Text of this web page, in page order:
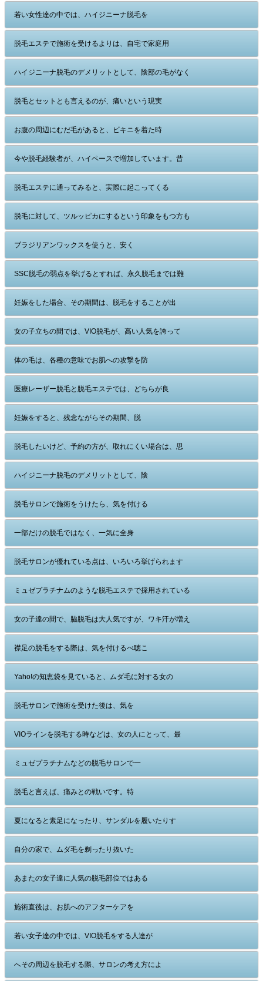
若い女性達の中では、ハイジニーナ脱毛を
脱毛エステで施術を受けるよりは、自宅で家庭用
ハイジニーナ脱毛のデメリットとして、陰部の毛がなく
脱毛とセットとも言えるのが、痛いという現実
お腹の周辺にむだ毛があると、ビキニを着た時
今や脱毛経験者が、ハイペースで増加しています。昔
脱毛エステに通ってみると、実際に起こってくる
脱毛に対して、ツルッピカにするという印象をもつ方も
ブラジリアンワックスを使うと、安く
SSC脱毛の弱点を挙げるとすれば、永久脱毛までは難
妊娠をした場合、その期間は、脱毛をすることが出
女の子立ちの間では、VIO脱毛が、高い人気を誇って
体の毛は、各種の意味でお肌への攻撃を防
医療レーザー脱毛と脱毛エステでは、どちらが良
妊娠をすると、残念ながらその期間、脱
脱毛したいけど、予約の方が、取れにくい場合は、思
ハイジニーナ脱毛のデメリットとして、陰
脱毛サロンで施術をうけたら、気を付ける
一部だけの脱毛ではなく、一気に全身
脱毛サロンが優れている点は、いろいろ挙げられます
ミュゼプラチナムのような脱毛エステで採用されている
女の子達の間で、脇脱毛は大人気ですが、ワキ汗が増え
襟足の脱毛をする際は、気を付けるべ聴こ
Yaho!の知恵袋を見ていると、ムダ毛に対する女の
脱毛サロンで施術を受けた後は、気を
VIOラインを脱毛する時などは、女の人にとって、最
ミュゼプラチナムなどの脱毛サロンで一
脱毛と言えば、痛みとの戦いです。特
夏になると素足になったり、サンダルを履いたりす
自分の家で、ムダ毛を剃ったり抜いた
あまたの女子達に人気の脱毛部位ではある
施術直後は、お肌へのアフターケアを
若い女子達の中では、VIO脱毛をする人達が
へその周辺を脱毛する際、サロンの考え方によ